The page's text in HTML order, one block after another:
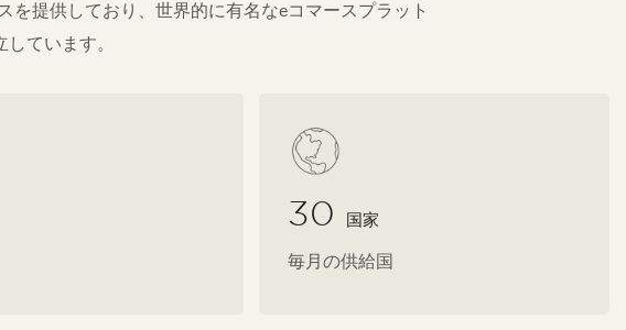
提供しており、世界的に有名なeコマースプラット
ています。
30 国家
毎月の供給国